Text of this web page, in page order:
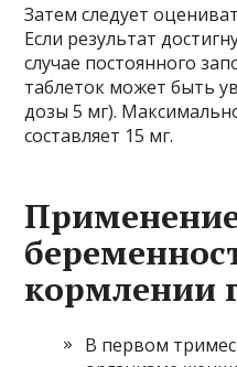
Затем следует
Если результат
случае постоянного
таблеток может быть
дозы 5 мг).
составляет 15 мг.
кормлении
В первом